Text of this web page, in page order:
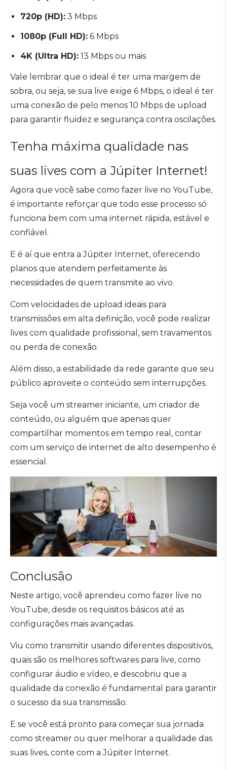
720p (HD): 3 Mbps
1080p (Full HD): 6 Mbps
4K (Ultra HD): 13 Mbps ou mais
Vale lembrar que o ideal é ter uma margem de
sobra, ou seja, se sua live exige 6 Mbps, o ideal é ter
uma conexão de pelo menos 10 Mbps de upload
para garantir fluidez e segurança contra oscilações.
Tenha máxima qualidade nas
suas lives com a Júpiter Internet!
Agora que você sabe como fazer live no YouTube,
é importante reforçar que todo esse processo só
funciona bem com uma internet rápida, estável e
confiável.
E é aí que entra a Júpiter Internet, oferecendo
planos que atendem perfeitamente às
necessidades de quem transmite ao vivo.
Com velocidades de upload ideais para
transmissões em alta definição, você pode realizar
lives com qualidade profissional, sem travamentos
ou perda de conexão.
Além disso, a estabilidade da rede garante que seu
público aproveite o conteúdo sem interrupções.
Seja você um streamer iniciante, um criador de
conteúdo, ou alguém que apenas quer
compartilhar momentos em tempo real, contar
com um serviço de internet de alto desempenho é
essencial.
Conclusão
Neste artigo, você aprendeu como fazer live no
YouTube, desde os requisitos básicos até as
configurações mais avançadas.
Viu como transmitir usando diferentes dispositivos,
quais são os melhores softwares para live, como
configurar áudio e vídeo, e descobriu que a
qualidade da conexão é fundamental para garantir
o sucesso da sua transmissão.
E se você está pronto para começar sua jornada
como streamer ou quer melhorar a qualidade das
suas lives, conte com a Júpiter Internet.